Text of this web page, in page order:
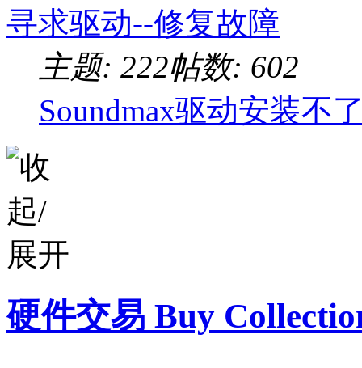
寻求驱动--修复故障
主题: 222帖数: 602
Soundmax驱动安装不
硬件交易 Buy